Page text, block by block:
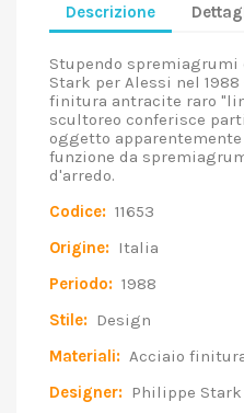
Descrizione
Stupendo
Stark per Alessi nel 1988
finitura antracite raro
scultoreo conferisce
oggetto
funzione da
d'arredo.
Codice: 11653
Origine: Italia
Periodo: 1988
Stile: Design
Materiali: Acciaio
Designer: Philippe Stark